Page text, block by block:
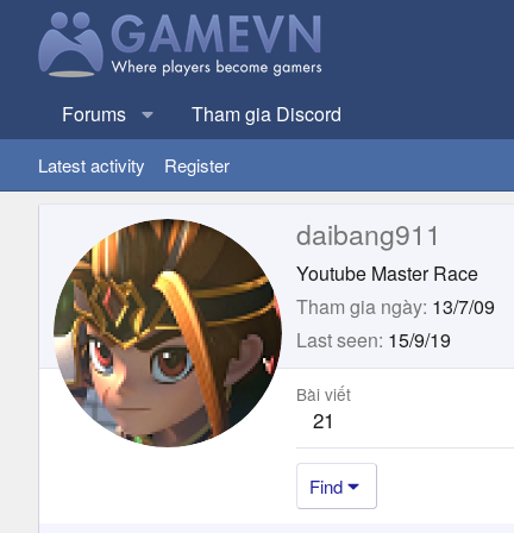
Forums Tham gia Discord
Latest activity Register
daibang911
Youtube Master Race
Tham gia ngày 13/7/09
Last seen 15/9/19
Bài viết
21
Find